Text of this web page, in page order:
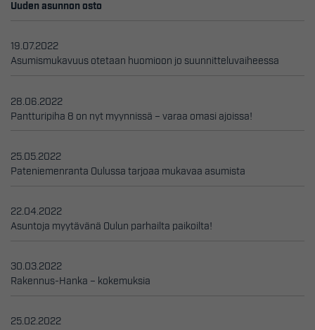
Uuden asunnon osto
19.07.2022
Asumismukavuus otetaan huomioon jo suunnitteluvaiheessa
28.06.2022
Pantturipiha 8 on nyt myynnissä – varaa omasi ajoissa!
25.05.2022
Pateniemenranta Oulussa tarjoaa mukavaa asumista
22.04.2022
Asuntoja myytävänä Oulun parhailta paikoilta!
30.03.2022
Rakennus-Hanka – kokemuksia
25.02.2022